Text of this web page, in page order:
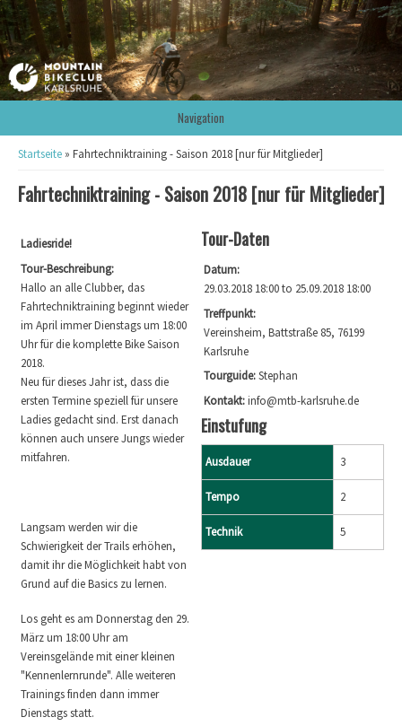
Navigation
Sie sind hier
Startseite » Fahrtechniktraining - Saison 2018 [nur für Mitglieder]
Fahrtechniktraining - Saison 2018 [nur für Mitglieder]
Ladiesride!
Tour-Beschreibung:
Hallo an alle Clubber, das
Fahrtechniktraining beginnt wieder
im April immer Dienstags um 18:00
Uhr für die komplette Bike Saison
2018.
Neu für dieses Jahr ist, dass die
ersten Termine speziell für unsere
Ladies gedacht sind. Erst danach
können auch unsere Jungs wieder
mitfahren.
Langsam werden wir die
Schwierigkeit der Trails erhöhen,
damit ihr die Möglichkeit habt von
Grund auf die Basics zu lernen.
Los geht es am Donnerstag den 29.
März um 18:00 Uhr am
Vereinsgelände mit einer kleinen
"Kennenlernrunde". Alle weiteren
Trainings finden dann immer
Dienstags statt.
Tour-Daten
Datum:
29.03.2018 18:00to 25.09.2018 18:00
Treffpunkt:
Vereinsheim, Battstraße 85, 76199
Karlsruhe
Tourguide:Stephan
Kontakt:info@mtb-karlsruhe.de
Einstufung
Ausdauer 3
Tempo 2
Technik 5